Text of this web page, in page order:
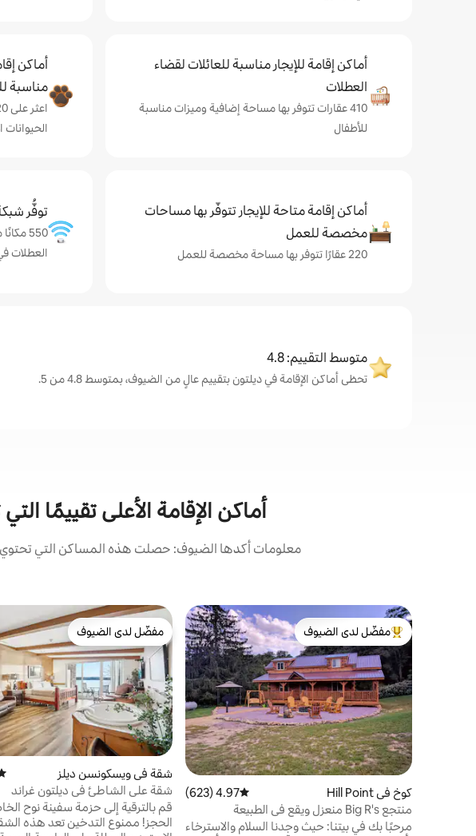
أماكن إقامة للإيجار مناسبة للعائلات لقضاء
العطلات
410 عقارات تتوفر بها مساحة إضافية وميزات مناسبة
للأطفال
أماكن
مناسبة
الحيوانات
أماكن إقامة متاحة للإيجار تتوفّر بها مساحات
مخصصة للعمل
220 عقارًا تتوفر بها مساحة مخصصة للعمل
توفُّر
550
العطلات
متوسط التقييم: 4.8
تحظى أماكن الإقامة في ديلتون بتقييم عالٍ من الضيوف، بمتوسط 4.8 من 5.
أماكن الإقامة الأعلى تقييمًا
معلومات أكدها الضيوف: حصلت هذه المساكن التي
من أبرز البيوت المفضّلة لدى الضيوف
مفضّل لدى الضيوف
كوخ في Hill Point متوسط التقييم 4.97 من 5، 623 مراجعات
4.97 (623)
منتجع Big R's منعزل ويقع في الطبيعة
مرحبًا بك في بيتنا: حيث وجدنا السلام والاسترخاء
مفضّل لدى الضيوف
مفضّل لدى الضيوف
شقة في ويسكونسن ديلز
شقة على الشاطئ في ديلتون غراند
قم بالترقية إلى حزمة سفينة نوح
الحجز! ممنوع التدخين تعد هذه